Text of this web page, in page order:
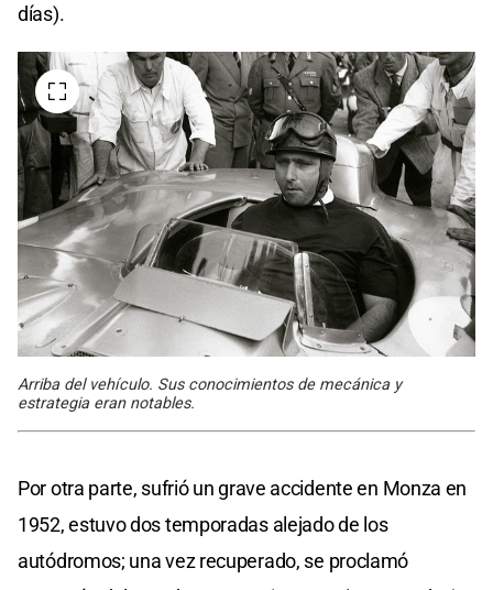
días).
Arriba del vehículo. Sus conocimientos de mecánica y
estrategia eran notables.
Por otra parte, sufrió un grave accidente en Monza en
1952, estuvo dos temporadas alejado de los
autódromos; una vez recuperado, se proclamó